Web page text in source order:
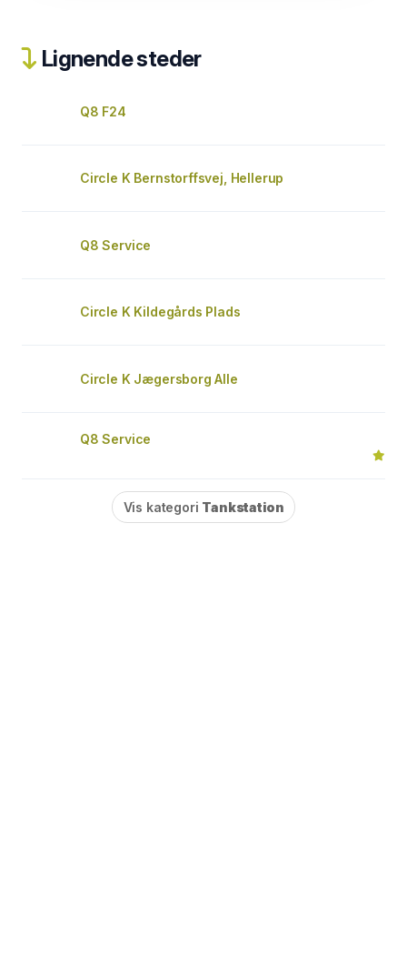
Lignende steder
Q8 F24
Circle K Bernstorffsvej, Hellerup
Q8 Service
Circle K Kildegårds Plads
Circle K Jægersborg Alle
Q8 Service
Vis kategori Tankstation